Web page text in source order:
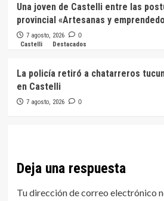
Una joven de Castelli entre las
provincial «Artesanas y
7 agosto, 2026 0
Castelli Destacados
La policía retiró a chatarreros
en Castelli
7 agosto, 2026 0
Deja una respuesta
Tu dirección de correo electrónico